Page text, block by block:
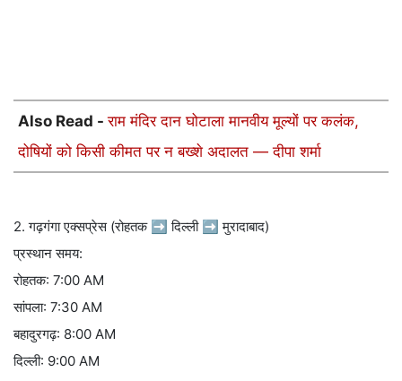
Also Read -राम मंदिर दान घोटाला मानवीय मूल्यों पर कलंक,
दोषियों को किसी कीमत पर न बख्शे अदालत — दीपा शर्मा
2. गढ़गंगा एक्सप्रेस (रोहतक ➡ दिल्ली ➡ मुरादाबाद)
प्रस्थान समय:
रोहतक: 7:00 AM
सांपला: 7:30 AM
बहादुरगढ़: 8:00 AM
दिल्ली: 9:00 AM